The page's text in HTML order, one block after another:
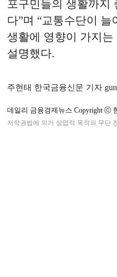
포구민들의 생활까지
다”며 “교통수단이 늘
생활에 영향이 가지는
설명했다.
주현태 한국금융신문 기자
데일리 금융경제뉴스 Copyright ⓒ
저작권법에 의거 상업적 목적의 무단